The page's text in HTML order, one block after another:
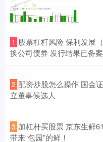
1 股票杠杆风险 保利发展
换公司债券 发行结果已备
2 配资炒股怎么操作 国金
立董事候选人
3 加杠杆买股票 京东生鲜
带来“包园”的鲜！